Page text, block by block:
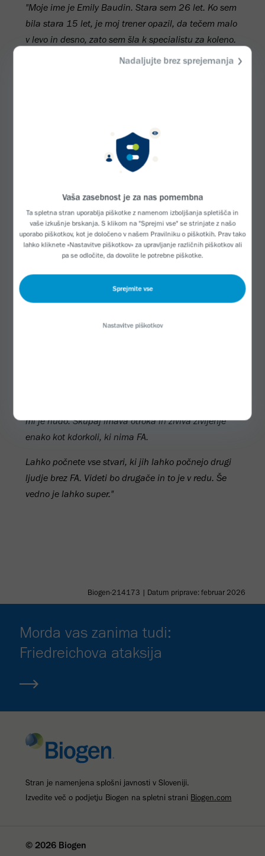
Vaša zasebnost je za nas pomembna
Ta spletna stran uporablja piškotke z namenom izboljšanja spletišča in
vaše izkušnje brskanja. S klikom na "Sprejmi vse" se strinjate z našo
uporabo piškotkov, kot je določeno v našem Pravilniku o piškotkih. Prav tako
lahko kliknete »Nastavitve piškotkov« za upravljanje različnih piškotkov ali
pa se odločite, da dovolite le potrebne piškotke.
Sprejmite vse
Nastavitve piškotkov
Nadaljujte brez sprejemanja
"Moje ime je Emily Baudin. Stara sem 26 let. Ko sem
bila stara 15 let, je moj trener opazil, da tečem malo
v levo in desno, zato sem šla k specialistu za koleno.
Opazil je, da je nekaj narobe z mojo hojo.
Živela sem v zanikanju in nisem govorila o diagnozi,
saj se mi ni zdela resnična. Mislila sem, da bo kar
Po srednji šoli smo se udeležili dogodka rideATAXIA,
ki je spremenil moj svet. Če imaš redko bolezen, se
počutiš tako majhnega. Ko pa enkrat greš na
dogodek, postane vse tako veliko! Zdaj sprejemam
FA.
Všeč mi je, ko dobim vprašanje: "Zakaj si na
večjo ozaveščenost.
mi je hudo. Skupaj imava otroka in živiva življenje
enako kot kdorkoli, ki nima FA.
Lahko počnete vse stvari, ki jih lahko počnejo drugi
ljudje brez FA. Videti bo drugače in to je v redu. Še
vedno je lahko super."
Biogen-214173 | Datum priprave: februar 2026
Morda vas zanima tudi:
Friedreichova ataksija
Stran je namenjena splošni javnosti v Sloveniji.
Izvedite več o podjetju Biogen na spletni strani Biogen.com
© 2026 Biogen